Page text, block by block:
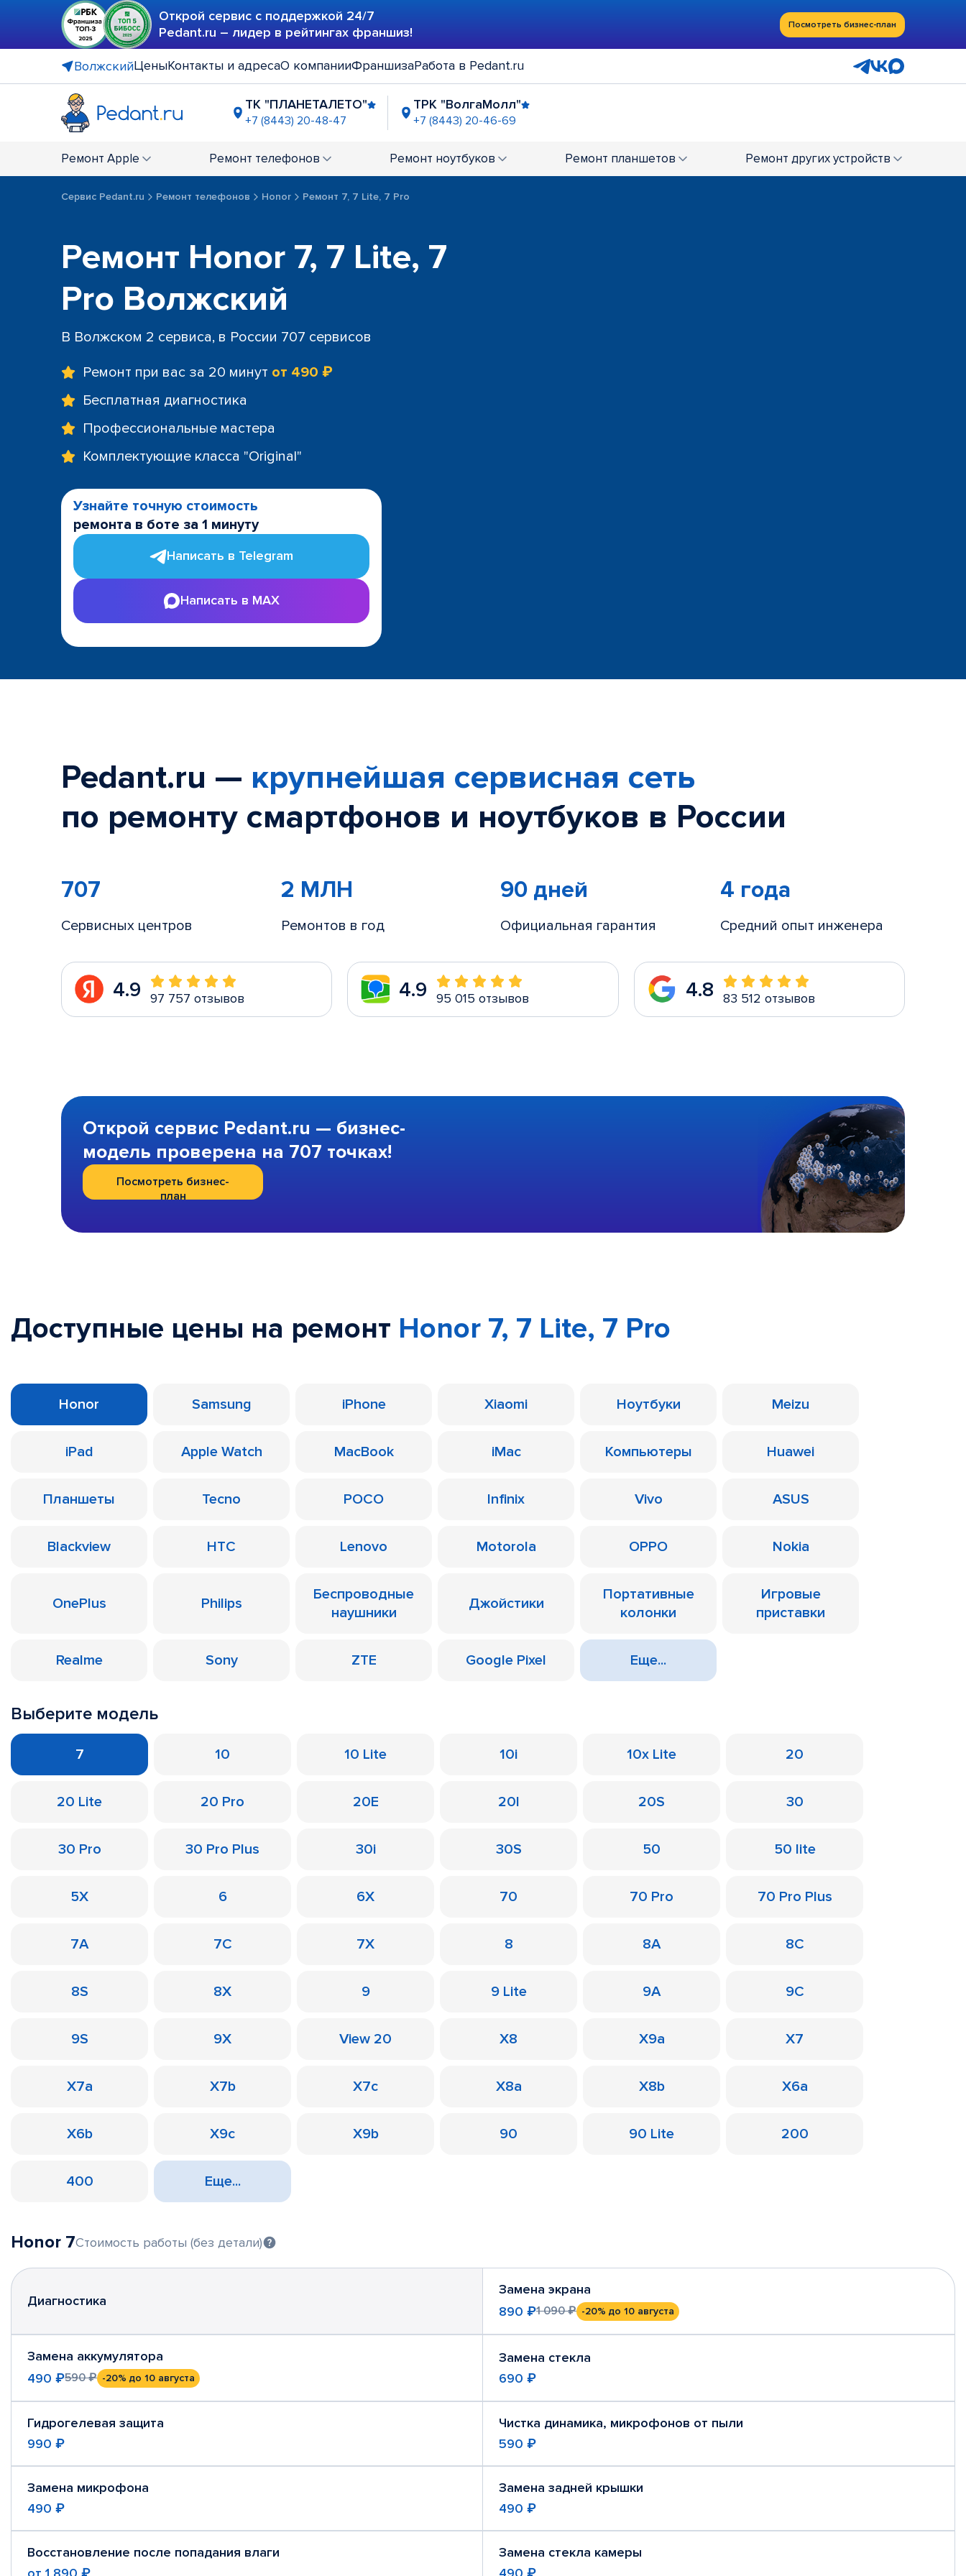
Открой сервис с поддержкой 24/7
Pedant.ru – лидер в рейтингах франшиз!
Посмотреть бизнес-план
ВолжскийЦеныКонтакты и адресаО компанииФраншизаРабота в Pedant.ru
ТК "ПЛАНЕТАЛЕТО"
+7 (8443) 20-48-47
ТРК "ВолгаМолл"
+7 (8443) 20-46-69
Ремонт Apple Ремонт телефонов Ремонт ноутбуков Ремонт планшетов Ремонт других устройств
Сервис Pedant.ru Ремонт телефонов Honor Ремонт 7, 7 Lite, 7 Pro
Ремонт Honor 7, 7 Lite, 7
Pro Волжский
В Волжском 2 сервиса, в России 707 сервисов
Ремонт при вас за 20 минут от 490 ₽
Бесплатная диагностика
Профессиональные мастера
Комплектующие класса "Original"
Узнайте точную стоимость
ремонта в боте за 1 минуту
Написать в Telegram
Написать в MAX
Pedant.ru — крупнейшая сервисная сеть
по ремонту смартфонов и ноутбуков в России
707
Сервисных центров
2 МЛН
Ремонтов в год
90 дней
Официальная гарантия
4 года
Средний опыт инженера
4.9 97 757 отзывов 4.9 95 015 отзывов 4.8 83 512 отзывов
Открой сервис Pedant.ru — бизнес-
модель проверена на 707 точках!
Посмотреть бизнес-
план
Доступные цены на ремонт Honor 7, 7 Lite, 7 Pro
Honor Samsung iPhone Xiaomi Ноутбуки Meizu
iPad Apple Watch MacBook iMac Компьютеры Huawei
Планшеты Tecno POCO Infinix Vivo ASUS
Blackview HTC Lenovo Motorola OPPO Nokia
OnePlus Philips
Беспроводные
наушники
Джойстики
Портативные
колонки
Игровые
приставки
Realme Sony ZTE Google Pixel Еще...
Выберите модель
7 10 10 Lite 10i 10x Lite 20
20 Lite 20 Pro 20E 20I 20S 30
30 Pro 30 Pro Plus 30i 30S 50 50 lite
5X 6 6X 70 70 Pro 70 Pro Plus
7A 7C 7X 8 8A 8C
8S 8X 9 9 Lite 9A 9C
9S 9X View 20 X8 X9a X7
X7a X7b X7c X8a X8b X6a
X6b X9c X9b 90 90 Lite 200
400 Еще...
Honor 7Стоимость работы (без детали)
Диагностика
Замена экрана
890 ₽1 090 ₽ -20% до 10 августа
Замена аккумулятора
490 ₽590 ₽ -20% до 10 августа
Замена стекла
690 ₽
Гидрогелевая защита
990 ₽
Чистка динамика, микрофонов от пыли
590 ₽
Замена микрофона
490 ₽
Замена задней крышки
490 ₽
Восстановление после попадания влаги
Замена стекла камеры